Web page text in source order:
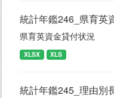
統計年鑑246_県育英
県育英資金貸付状況
XLSX XLS
統計年鑑245_理由別